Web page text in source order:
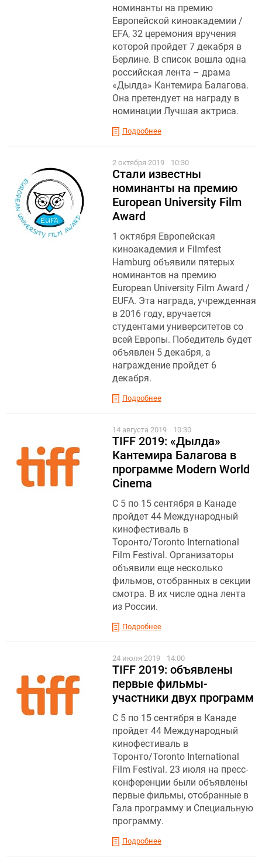
номинанты на премию
Европейской киноакадемии /
EFA, 32 церемония вручения
которой пройдет 7 декабря в
Берлине. В список вошла одна
российская лента – драма
«Дылда» Кантемира Балагова.
Она претендует на награду в
номинации Лучшая актриса.
Подробнее
2 октября 2019 10:30
Стали известны
номинанты на премию
European University Film
Award
1 октября Европейская
киноакадемия и Filmfest
Hamburg объявили пятерых
номинантов на премию
European University Film Award /
EUFA. Эта награда, учрежденная
в 2016 году, вручается
студентами университетов со
всей Европы. Победитель будет
объявлен 5 декабря, а
награждение пройдет 6
декабря.
Подробнее
14 августа 2019 10:30
TIFF 2019: «Дылда»
Кантемира Балагова в
программе Modern World
Cinema
С 5 по 15 сентября в Канаде
пройдет 44 Международный
кинофестиваль в
Торонто/Toronto International
Film Festival. Организаторы
объявили еще несколько
фильмов, отобранных в секции
смотра. В их числе одна лента
из России.
Подробнее
24 июля 2019 14:00
TIFF 2019: объявлены
первые фильмы-
участники двух программ
С 5 по 15 сентября в Канаде
пройдет 44 Международный
кинофестиваль в
Торонто/Toronto International
Film Festival. 23 июля на пресс-
конференции были объявлены
первые фильмы, отобранные в
Гала программу и Специальную
программу.
Подробнее